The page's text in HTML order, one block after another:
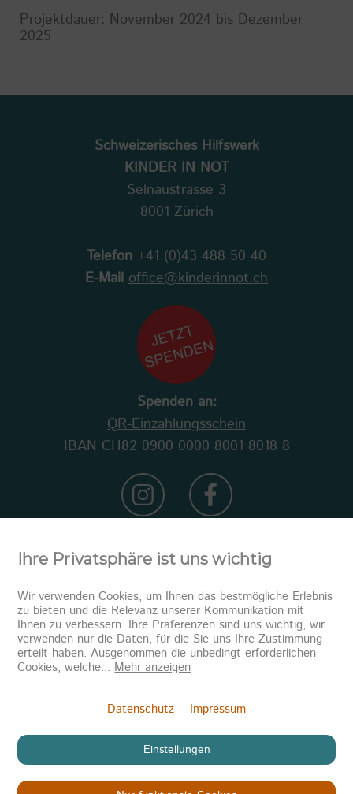
Projektdauer: November 2024 bis Dezember
2025
Schweizerisches Hilfswerk
KINDER IN NOT
Selnaustrasse 3
8001 Zürich
Telefon +41 (0)43 488 50 40
E-Mail office@kinderinnot.ch
Spenden an:
QR-Einzahlungsschein
IBAN CH82 0900 0000 8001 8018 8
Newsletter abonnieren
Ihre Privatsphäre ist uns wichtig
Wir verwenden Cookies, um Ihnen das bestmögliche Erlebnis
zu bieten und die Relevanz unserer Kommunikation mit
Ihnen zu verbessern. Ihre Präferenzen sind uns wichtig, wir
verwenden nur die Daten, für die Sie uns Ihre Zustimmung
erteilt haben. Ausgenommen die unbedingt erforderlichen
Cookies, welche... Mehr anzeigen
Datenschutz Impressum
Einstellungen